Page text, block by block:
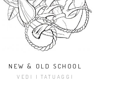
NEW & OLD SCHOOL
VEDI I TATUAGGI